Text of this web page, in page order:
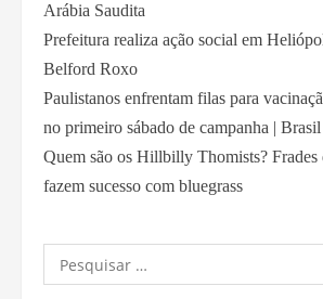
Arábia Saudita
Prefeitura realiza ação social em
Belford Roxo
Paulistanos enfrentam filas para
no primeiro sábado de campanha | Brasil
Quem são os Hillbilly Thomists? Frades
fazem sucesso com bluegrass